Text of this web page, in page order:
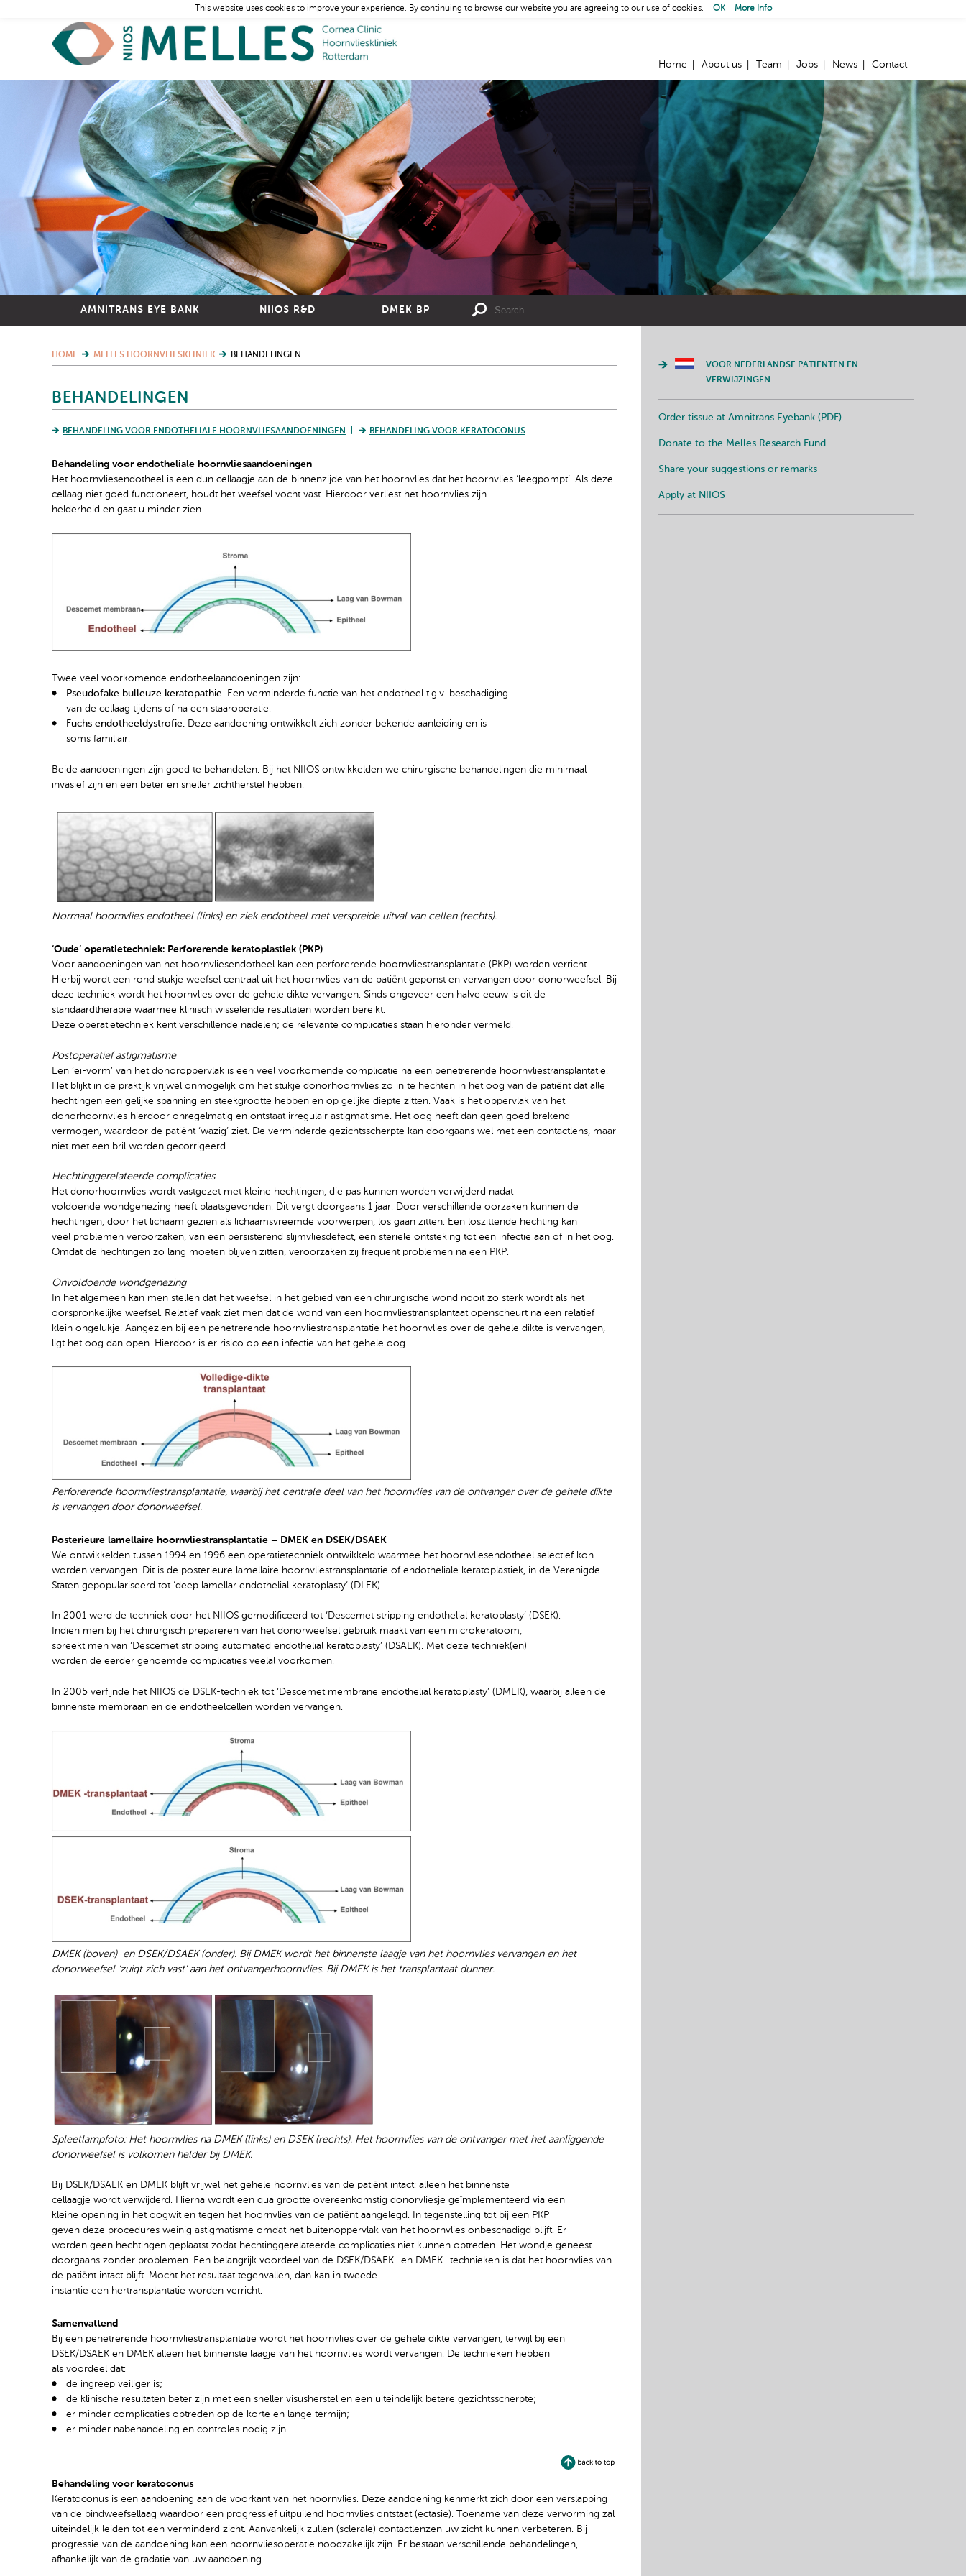
Home About us Team Jobs News Contact
AMNITRANS EYE BANK NIIOS R&D DMEK BP
HOME MELLES HOORNVLIESKLINIEK BEHANDELINGEN
BEHANDELINGEN
BEHANDELING VOOR ENDOTHELIALE HOORNVLIESAANDOENINGEN BEHANDELING VOOR KERATOCONUS
Behandeling voor endotheliale hoornvliesaandoeningen
Het hoornvliesendotheel is een dun cellaagje aan de binnenzijde van het hoornvlies dat het hoornvlies ‘leegpompt’. Als deze
cellaag niet goed functioneert, houdt het weefsel vocht vast. Hierdoor verliest het hoornvlies zijn
helderheid en gaat u minder zien.
Twee veel voorkomende endotheelaandoeningen zijn:
Pseudofake bulleuze keratopathie. Een verminderde functie van het endotheel t.g.v. beschadiging
van de cellaag tijdens of na een staaroperatie.
Fuchs endotheeldystrofie. Deze aandoening ontwikkelt zich zonder bekende aanleiding en is
soms familiair.
Beide aandoeningen zijn goed te behandelen. Bij het NIIOS ontwikkelden we chirurgische behandelingen die minimaal
invasief zijn en een beter en sneller zichtherstel hebben.
Normaal hoornvlies endotheel (links) en ziek endotheel met verspreide uitval van cellen (rechts).
‘Oude’ operatietechniek: Perforerende keratoplastiek (PKP)
Voor aandoeningen van het hoornvliesendotheel kan een perforerende hoornvliestransplantatie (PKP) worden verricht.
Hierbij wordt een rond stukje weefsel centraal uit het hoornvlies van de patiënt geponst en vervangen door donorweefsel. Bij
deze techniek wordt het hoornvlies over de gehele dikte vervangen. Sinds ongeveer een halve eeuw is dit de
standaardtherapie waarmee klinisch wisselende resultaten worden bereikt.
Deze operatietechniek kent verschillende nadelen; de relevante complicaties staan hieronder vermeld.
Postoperatief astigmatisme
Een ‘ei-vorm’ van het donoroppervlak is een veel voorkomende complicatie na een penetrerende hoornvliestransplantatie.
Het blijkt in de praktijk vrijwel onmogelijk om het stukje donorhoornvlies zo in te hechten in het oog van de patiënt dat alle
hechtingen een gelijke spanning en steekgrootte hebben en op gelijke diepte zitten. Vaak is het oppervlak van het
donorhoornvlies hierdoor onregelmatig en ontstaat irregulair astigmatisme. Het oog heeft dan geen goed brekend
vermogen, waardoor de patiënt ‘wazig’ ziet. De verminderde gezichtsscherpte kan doorgaans wel met een contactlens, maar
niet met een bril worden gecorrigeerd.
Hechtinggerelateerde complicaties
Het donorhoornvlies wordt vastgezet met kleine hechtingen, die pas kunnen worden verwijderd nadat
voldoende wondgenezing heeft plaatsgevonden. Dit vergt doorgaans 1 jaar. Door verschillende oorzaken kunnen de
hechtingen, door het lichaam gezien als lichaamsvreemde voorwerpen, los gaan zitten. Een loszittende hechting kan
veel problemen veroorzaken, van een persisterend slijmvliesdefect, een steriele ontsteking tot een infectie aan of in het oog.
Omdat de hechtingen zo lang moeten blijven zitten, veroorzaken zij frequent problemen na een PKP.
Onvoldoende wondgenezing
In het algemeen kan men stellen dat het weefsel in het gebied van een chirurgische wond nooit zo sterk wordt als het
oorspronkelijke weefsel. Relatief vaak ziet men dat de wond van een hoornvliestransplantaat openscheurt na een relatief
klein ongelukje. Aangezien bij een penetrerende hoornvliestransplantatie het hoornvlies over de gehele dikte is vervangen,
ligt het oog dan open. Hierdoor is er risico op een infectie van het gehele oog.
Perforerende hoornvliestransplantatie, waarbij het centrale deel van het hoornvlies van de ontvanger over de gehele dikte
is vervangen door donorweefsel.
Posterieure lamellaire hoornvliestransplantatie – DMEK en DSEK/DSAEK
We ontwikkelden tussen 1994 en 1996 een operatietechniek ontwikkeld waarmee het hoornvliesendotheel selectief kon
worden vervangen. Dit is de posterieure lamellaire hoornvliestransplantatie of endotheliale keratoplastiek, in de Verenigde
Staten gepopulariseerd tot ‘deep lamellar endothelial keratoplasty‘ (DLEK).
In 2001 werd de techniek door het NIIOS gemodificeerd tot ‘Descemet stripping endothelial keratoplasty’ (DSEK).
Indien men bij het chirurgisch prepareren van het donorweefsel gebruik maakt van een microkeratoom,
spreekt men van ‘Descemet stripping automated endothelial keratoplasty’ (DSAEK). Met deze techniek(en)
worden de eerder genoemde complicaties veelal voorkomen.
In 2005 verfijnde het NIIOS de DSEK-techniek tot ‘Descemet membrane endothelial keratoplasty’ (DMEK), waarbij alleen de
binnenste membraan en de endotheelcellen worden vervangen.
DMEK (boven) en DSEK/DSAEK (onder). Bij DMEK wordt het binnenste laagje van het hoornvlies vervangen en het
donorweefsel ‘zuigt zich vast’ aan het ontvangerhoornvlies. Bij DMEK is het transplantaat dunner.
Spleetlampfoto: Het hoornvlies na DMEK (links) en DSEK (rechts). Het hoornvlies van de ontvanger met het aanliggende
donorweefsel is volkomen helder bij DMEK.
Bij DSEK/DSAEK en DMEK blijft vrijwel het gehele hoornvlies van de patiënt intact: alleen het binnenste
cellaagje wordt verwijderd. Hierna wordt een qua grootte overeenkomstig donorvliesje geïmplementeerd via een
kleine opening in het oogwit en tegen het hoornvlies van de patiënt aangelegd. In tegenstelling tot bij een PKP
geven deze procedures weinig astigmatisme omdat het buitenoppervlak van het hoornvlies onbeschadigd blijft. Er
worden geen hechtingen geplaatst zodat hechtinggerelateerde complicaties niet kunnen optreden. Het wondje geneest
doorgaans zonder problemen. Een belangrijk voordeel van de DSEK/DSAEK- en DMEK- technieken is dat het hoornvlies van
de patiënt intact blijft. Mocht het resultaat tegenvallen, dan kan in tweede
instantie een hertransplantatie worden verricht.
Samenvattend
Bij een penetrerende hoornvliestransplantatie wordt het hoornvlies over de gehele dikte vervangen, terwijl bij een
DSEK/DSAEK en DMEK alleen het binnenste laagje van het hoornvlies wordt vervangen. De technieken hebben
als voordeel dat:
de ingreep veiliger is;
de klinische resultaten beter zijn met een sneller visusherstel en een uiteindelijk betere gezichtsscherpte;
er minder complicaties optreden op de korte en lange termijn;
er minder nabehandeling en controles nodig zijn.
Behandeling voor keratoconus
Keratoconus is een aandoening aan de voorkant van het hoornvlies. Deze aandoening kenmerkt zich door een verslapping
van de bindweefsellaag waardoor een progressief uitpuilend hoornvlies ontstaat (ectasie). Toename van deze vervorming zal
uiteindelijk leiden tot een verminderd zicht. Aanvankelijk zullen (sclerale) contactlenzen uw zicht kunnen verbeteren. Bij
progressie van de aandoening kan een hoornvliesoperatie noodzakelijk zijn. Er bestaan verschillende behandelingen,
afhankelijk van de gradatie van uw aandoening.
VOOR NEDERLANDSE PATIENTEN EN
VERWIJZINGEN
Order tissue at Amnitrans Eyebank (PDF)
Donate to the Melles Research Fund
Share your suggestions or remarks
Apply at NIIOS
This website uses cookies to improve your experience. By continuing to browse our website you are agreeing to our use of cookies. OK More Info